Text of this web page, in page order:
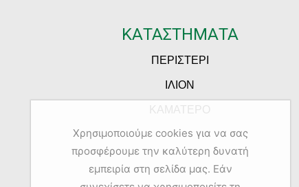
ΚΑΤΑΣΤΗΜΑΤΑ
ΠΕΡΙΣΤΕΡΙ
ΙΛΙΟΝ
Χρησιμοποιούμε cookies για να σας
προσφέρουμε την καλύτερη δυνατή
εμπειρία στη σελίδα μας. Εάν